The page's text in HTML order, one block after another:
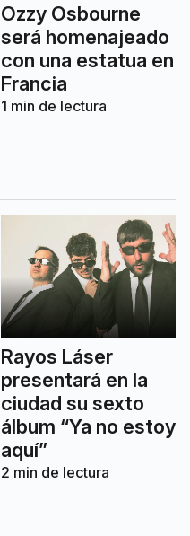
Ozzy Osbourne
será homenajeado
con una estatua en
Francia
1 min de lectura
Rayos Láser
presentará en la
ciudad su sexto
álbum “Ya no estoy
aquí”
2 min de lectura